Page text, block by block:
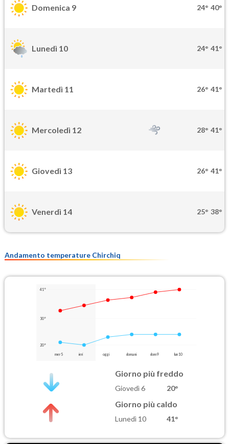
Domenica 9 24° 40°
Lunedì 10 24° 41°
Martedì 11 26° 41°
Mercoledì 12 28° 41°
Giovedì 13 26° 41°
Venerdì 14 25° 38°
Andamento temperature Chirchiq
41°
30°
20°
mer 5 ieri oggi domani dom 9 lun 10
Giorno più freddo
Giovedì 6 20°
Giorno più caldo
Lunedì 10 41°